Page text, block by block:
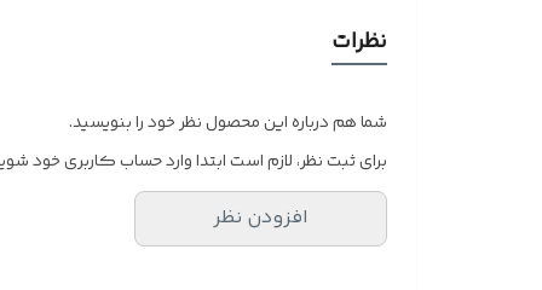
نظرات
شما هم درباره این محصول نظر خود را بنویسید.
برای ثبت نظر، لازم است ابتدا وارد حساب کاربری خود
افزودن نظر